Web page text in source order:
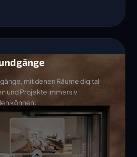
mit denen Räume digital
und Projekte immersiv
können.